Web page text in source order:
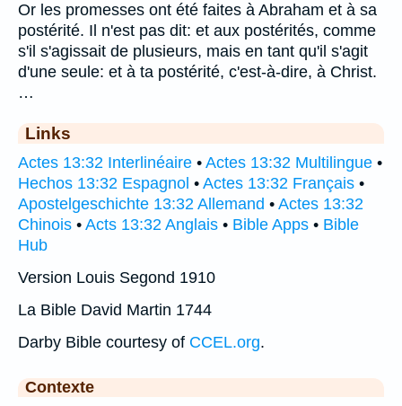
Or les promesses ont été faites à Abraham et à sa
postérité. Il n'est pas dit: et aux postérités, comme
s'il s'agissait de plusieurs, mais en tant qu'il s'agit
d'une seule: et à ta postérité, c'est-à-dire, à Christ.
…
Links
Actes 13:32 Interlinéaire • Actes 13:32 Multilingue •
Hechos 13:32 Espagnol • Actes 13:32 Français •
Apostelgeschichte 13:32 Allemand • Actes 13:32
Chinois • Acts 13:32 Anglais • Bible Apps • Bible
Hub
Version Louis Segond 1910
La Bible David Martin 1744
Darby Bible courtesy of CCEL.org.
Contexte